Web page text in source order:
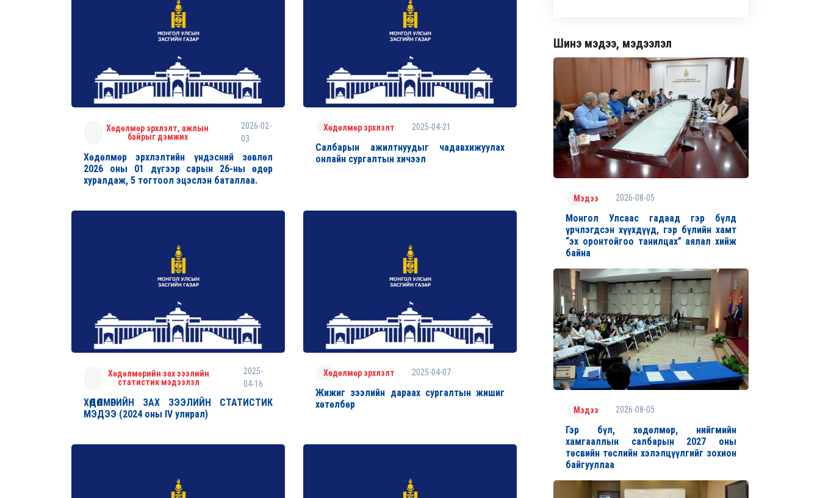
Хөдөлмөр эрхлэлт, ажлын
байрыг дэмжих
2026-02-
03
Хөдөлмөр эрхлэлтийн үндэсний зөвлөл
2026 оны 01 дүгээр сарын 26-ны өдөр
хуралдаж, 5 тогтоол эцэслэн баталлаа.
Хөдөлмөр эрхлэлт 2025-04-21
Салбарын ажилтнуудыг чадавхижуулах
онлайн сургалтын хичээл
Хөдөлмөрийн зах зээлийн
статистик мэдээлэл
2025-
04-16
ХӨДӨЛМӨРИЙН ЗАХ ЗЭЭЛИЙН СТАТИСТИК
МЭДЭЭ (2024 оны IV улирал)
Хөдөлмөр эрхлэлт 2025-04-07
Жижиг зээлийн дараах сургалтын жишиг
хөтөлбөр
Шинэ мэдээ, мэдээлэл
Мэдээ 2026-08-05
Монгол Улсаас гадаад гэр бүлд
үрчлэгдсэн хүүхдүүд, гэр бүлийн хамт
“эх оронтойгоо танилцах” аялал хийж
байна
Мэдээ 2026-08-05
Гэр бүл, хөдөлмөр, нийгмийн
хамгааллын салбарын 2027 оны
төсвийн төслийн хэлэлцүүлгийг зохион
байгууллаа